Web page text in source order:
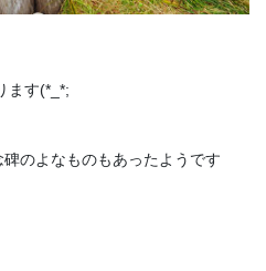
ます(*_*;
のよなものもあったようです